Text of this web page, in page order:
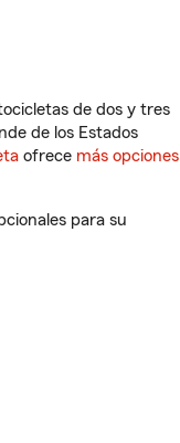
de dos y tres
de los Estados
ofrece más opciones
para su